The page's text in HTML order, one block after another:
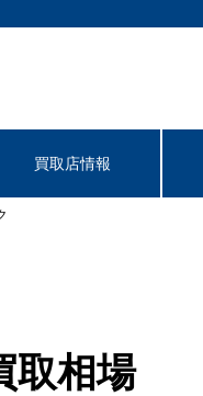
買取店情報
取相場